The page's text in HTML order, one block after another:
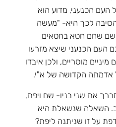
הכנעני, מדוע הוא
לכך היא- "מעשה
שחם חטא בחטאים
העם הכנעני שיצא מזרעו
מוסריים, ולכן איבדו
אדמתה הקדושה של א"י.
את שני בניו- שם ויפת,
השאלה שנשאלת היא
על זו שניתנה ליפת?